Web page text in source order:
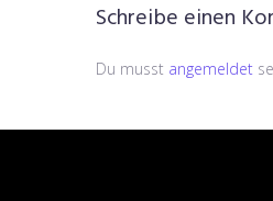
Schreibe einen
Du musst angemeldet